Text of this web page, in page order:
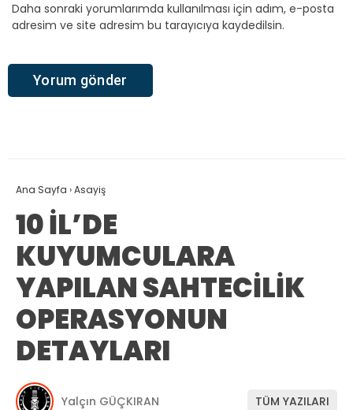
Daha sonraki yorumlarımda kullanılması için adım, e-posta
adresim ve site adresim bu tarayıcıya kaydedilsin.
Ana Sayfa ›Asayiş
10 İL’DE
KUYUMCULARA
YAPILAN SAHTECİLİK
OPERASYONUN
DETAYLARI
Yalçın GÜÇKIRAN TÜM YAZILARI